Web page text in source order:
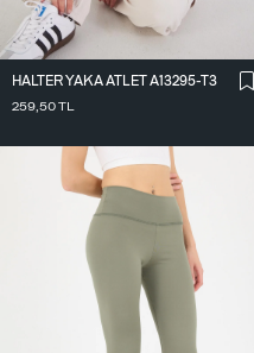
HALTER YAKA ATLET A13295-T3
259,50TL